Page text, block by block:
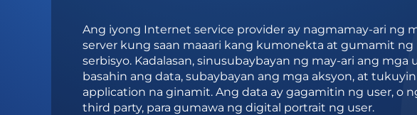
Ang iyong Internet service provider ay nagmamay-ari ng
server kung saan maaari kang kumonekta at gumamit ng
serbisyo. Kadalasan, sinusubaybayan ng may-ari ang mga
basahin ang data, subaybayan ang mga aksyon, at
application na ginamit. Ang data ay gagamitin ng user, o
third party, para gumawa ng digital portrait ng user.